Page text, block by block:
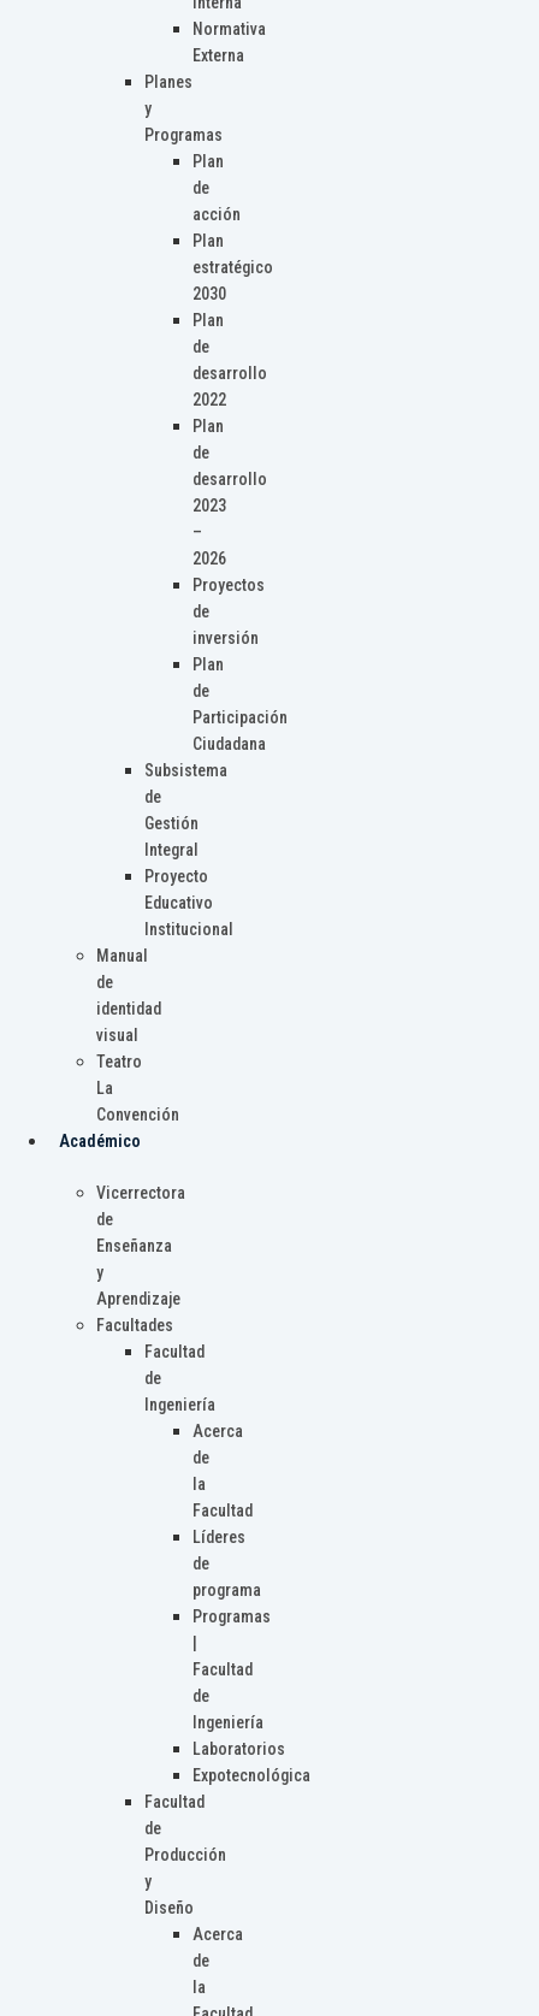
Normativa
Externa
Planes
y
Programas
Plan
de
acción
Plan
estratégico
2030
Plan
de
desarrollo
2022
Plan
de
desarrollo
2023
–
2026
Proyectos
de
inversión
Plan
de
Participación
Ciudadana
Subsistema
de
Gestión
Integral
Proyecto
Educativo
Institucional
Manual
de
identidad
visual
Teatro
La
Convención
Académico
Vicerrectora
de
Enseñanza
y
Aprendizaje
Facultades
Facultad
de
Ingeniería
Acerca
de
la
Facultad
Líderes
de
programa
Programas
Facultad
de
Ingeniería
Laboratorios
Expotecnológica
Facultad
de
Producción
y
Diseño
Acerca
de
la